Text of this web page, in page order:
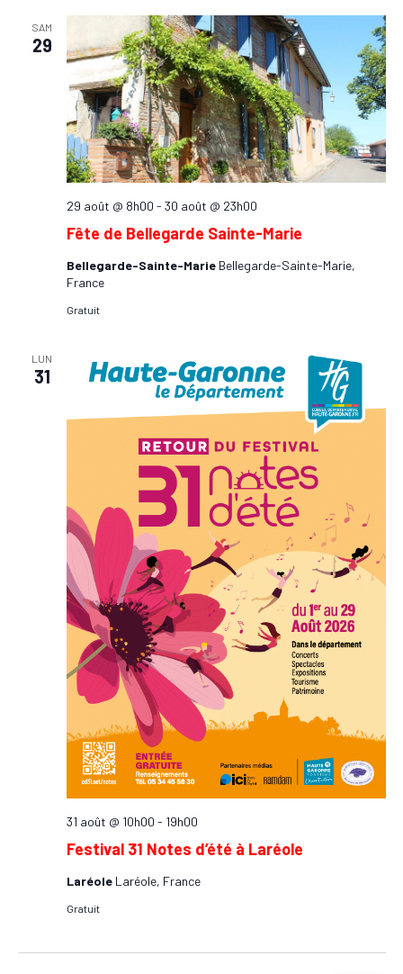
SAM
29
Fête de Bellegarde Sainte-Marie
29 août @ 8h00 - 30 août @ 23h00
Bellegarde-Sainte-Marie Bellegarde-Sainte-Marie,
France
Gratuit
LUN
31
Festival 31 Notes d’été à Laréole
31 août @ 10h00 - 19h00
Laréole Laréole, France
Gratuit